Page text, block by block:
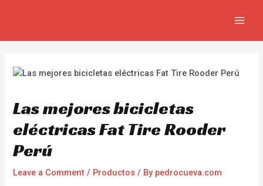
Las mejores bicicletas
eléctricas Fat Tire Rooder
Perú
Leave a Comment / Productos / By pedrocueva.com